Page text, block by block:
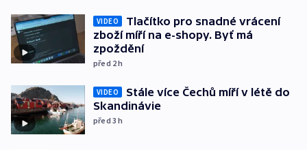
VIDEO
Tlačítko pro snadné vrácení
zboží míří na e-shopy. Byť má
zpoždění
před 2h
VIDEO
Stále více Čechů míří v létě do
Skandinávie
před 3h